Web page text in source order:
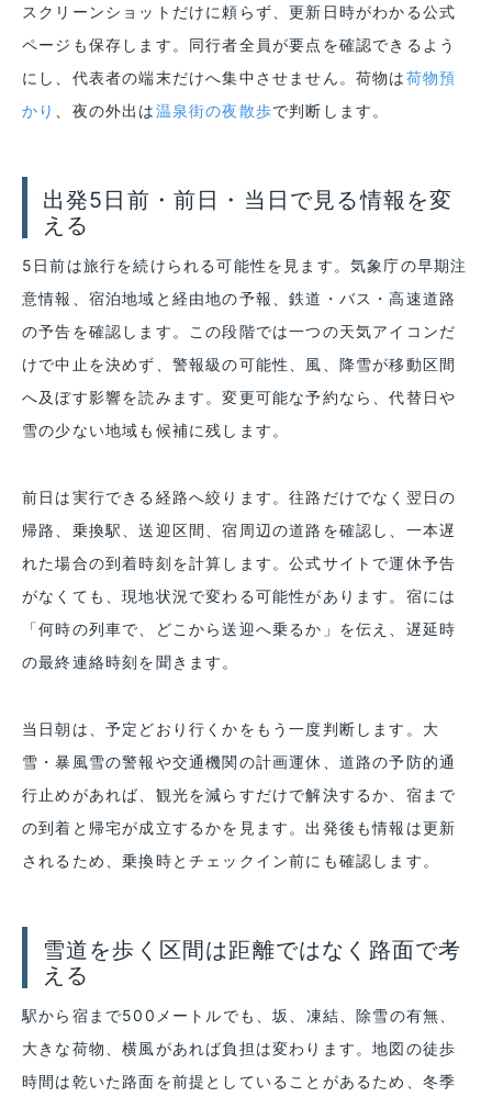
スクリーンショットだけに頼らず、更新日時がわかる公式
ページも保存します。同行者全員が要点を確認できるよう
にし、代表者の端末だけへ集中させません。荷物は荷物預
かり
、夜の外出は温泉街の夜散歩で判断します。
出発5日前・前日・当日で見る情報を変
える
5日前は旅行を続けられる可能性を見ます。気象庁の早期注
意情報、宿泊地域と経由地の予報、鉄道・バス・高速道路
の予告を確認します。この段階では一つの天気アイコンだ
けで中止を決めず、警報級の可能性、風、降雪が移動区間
へ及ぼす影響を読みます。変更可能な予約なら、代替日や
雪の少ない地域も候補に残します。
前日は実行できる経路へ絞ります。往路だけでなく翌日の
帰路、乗換駅、送迎区間、宿周辺の道路を確認し、一本遅
れた場合の到着時刻を計算します。公式サイトで運休予告
がなくても、現地状況で変わる可能性があります。宿には
「何時の列車で、どこから送迎へ乗るか」を伝え、遅延時
の最終連絡時刻を聞きます。
当日朝は、予定どおり行くかをもう一度判断します。大
雪・暴風雪の警報や交通機関の計画運休、道路の予防的通
行止めがあれば、観光を減らすだけで解決するか、宿まで
の到着と帰宅が成立するかを見ます。出発後も情報は更新
されるため、乗換時とチェックイン前にも確認します。
雪道を歩く区間は距離ではなく路面で考
える
駅から宿まで500メートルでも、坂、凍結、除雪の有無、
大きな荷物、横風があれば負担は変わります。地図の徒歩
時間は乾いた路面を前提としていることがあるため、冬季